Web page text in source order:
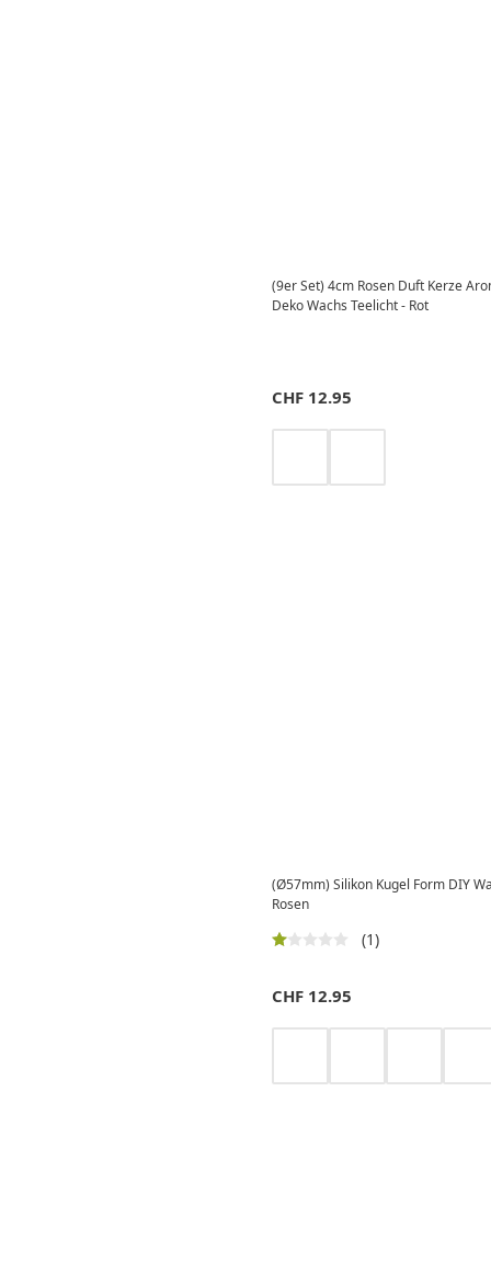
(9er Set) 4cm Rosen Duft Kerze
Deko Wachs Teelicht - Rot
CHF 12.95
(Ø57mm) Silikon Kugel Form DIY
Rosen
(1)
CHF 12.95